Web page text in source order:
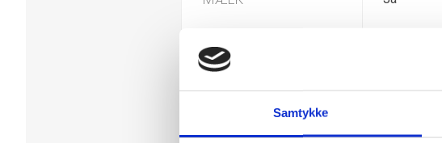
Samtykke
GLUTEN
Tolkode 18063210